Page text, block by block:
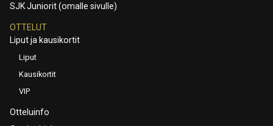
SJK Juniorit (omalle sivulle)
OTTELUT
Liput ja kausikortit
Liput
Kausikortit
VIP
Otteluinfo